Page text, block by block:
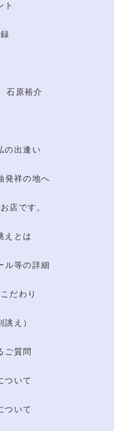
ト
石原裕介
の出逢い
発祥の地へ
店です。
えとは
ル等の詳細
だわり
誂え）
ご質問
ついて
ついて